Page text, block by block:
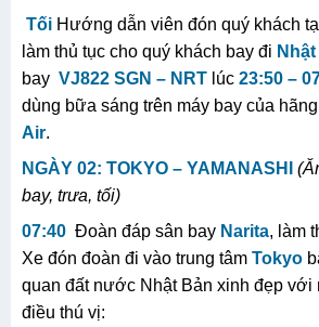
Tối Hướng dẫn viên đón quý khách
làm thủ tục cho quý khách bay đi
bay VJ822 SGN – NRT lúc 23:50 –
dùng bữa sáng trên máy bay của
Air.
NGÀY 02: TOKYO – YAMANASHI
bay, trưa, tối)
07:40 Đoàn đáp sân bay Narita, làm
Xe đón đoàn đi vào trung tâm Tokyo
quan đất nước Nhật Bản xinh đẹp với
điều thú vị: